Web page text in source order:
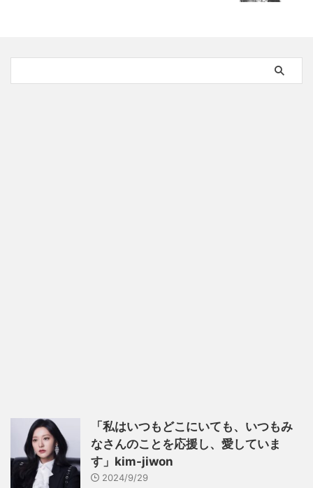
「私はいつもどこにいても、いつもみ
なさんのことを応援し、愛していま
す」kim-jiwon
2024/9/29